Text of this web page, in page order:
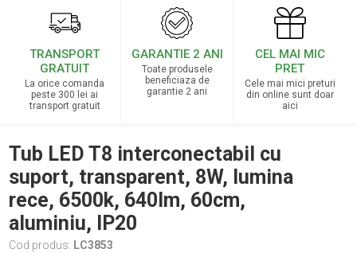
TRANSPORT
GRATUIT
La orice comanda
peste 300 lei ai
transport gratuit
GARANTIE 2 ANI
Toate produsele
beneficiaza de
garantie 2 ani
CEL MAI MIC
PRET
Cele mai mici preturi
din online sunt doar
aici
Tub LED T8 interconectabil cu
suport, transparent, 8W, lumina
rece, 6500k, 640lm, 60cm,
aluminiu, IP20
Cod produs: LC3853